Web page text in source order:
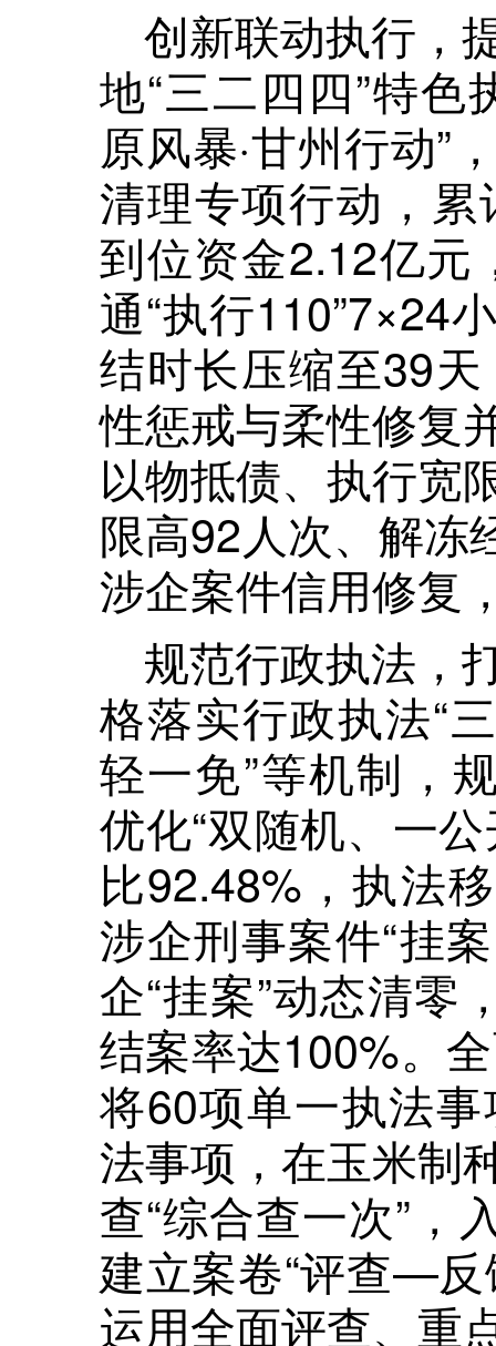
创新联动执行，
地“三二四四”特色
原风暴·甘州行动”
清理专项行动，
到位资金2.12亿元
通“执行110”7×24
结时长压缩至39
性惩戒与柔性修复
以物抵债、执行宽
限高92人次、解冻
涉企案件信用修复
规范行政执法，
格落实行政执法“
轻一免”等机制，
优化“双随机、一
比92.48%，执法
涉企刑事案件“挂
企“挂案”动态清零
结案率达100%。
将60项单一执法
法事项，在玉米制
查“综合查一次”，
建立案卷“评查—
运用全面评查、重